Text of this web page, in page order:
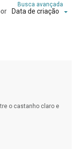
Busca avançada
Data de criação
o castanho claro e